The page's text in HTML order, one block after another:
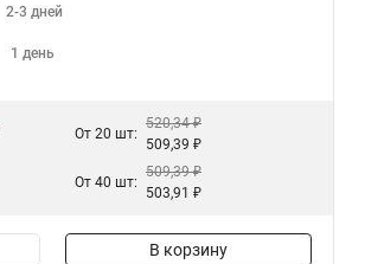
2-3 дней
1 день
От 20 шт:
520,34 ₽
509,39 ₽
От 40 шт:
509,39 ₽
503,91 ₽
В корзину